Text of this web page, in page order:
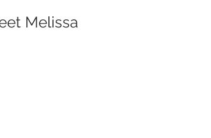
Melissa